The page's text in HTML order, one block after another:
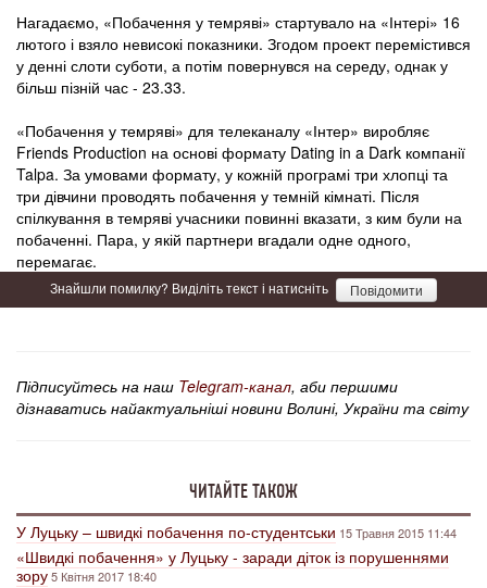
Нагадаємо, «Побачення у темряві» стартувало на «Інтері» 16
лютого і взяло невисокі показники. Згодом проект перемістився
у денні слоти суботи, а потім повернувся на середу, однак у
більш пізній час - 23.33.
«Побачення у темряві» для телеканалу «Інтер» виробляє
Friends Production на основі формату Dating in a Dark компанії
Talpa. За умовами формату, у кожній програмі три хлопці та
три дівчини проводять побачення у темній кімнаті. Після
спілкування в темряві учасники повинні вказати, з ким були на
побаченні. Пара, у якій партнери вгадали одне одного,
перемагає.
Знайшли помилку? Виділіть текст і натисніть Повідомити
Підписуйтесь на наш Telegram-канал, аби першими
дізнаватись найактуальніші новини Волині, України та світу
ЧИТАЙТЕ ТАКОЖ
У Луцьку – швидкі побачення по-студентськи 15 Травня 2015 11:44
«Швидкі побачення» у Луцьку - заради діток із порушеннями
зору5 Квітня 2017 18:40